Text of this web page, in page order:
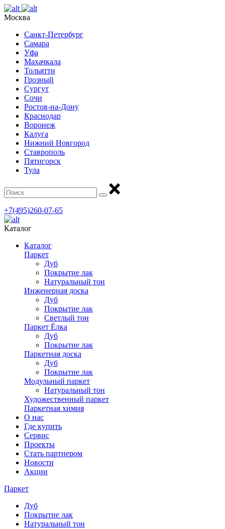
Москва
Санкт-Петербург
Самара
Уфа
Махачкала
Тольятти
Грозный
Сургут
Сочи
Ростов-на-Дону
Краснодар
Воронеж
Калуга
Нижний Новгород
Ставрополь
Пятигорск
Тула
+7(495)260-07-65
Каталог
Каталог
Паркет
Дуб
Покрытие лак
Натуральный тон
Инженерная доска
Дуб
Покрытие лак
Светлый тон
Паркет Ёлка
Дуб
Покрытие лак
Паркетная доска
Дуб
Покрытие лак
Модульный паркет
Натуральный тон
Художественный паркет
Паркетная химия
О нас
Где купить
Сервис
Проекты
Стать партнером
Новости
Акции
Паркет
Дуб
Покрытие лак
Натуральный тон